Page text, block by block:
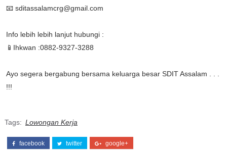
📧 sditassalamcrg@gmail.com
Info lebih lebih lanjut hubungi :
📱Ihkwan :0882-9327-3288
Ayo segera bergabung bersama keluarga besar SDIT Assalam . . .
!!!
Tags: Lowongan Kerja
facebook twitter google+